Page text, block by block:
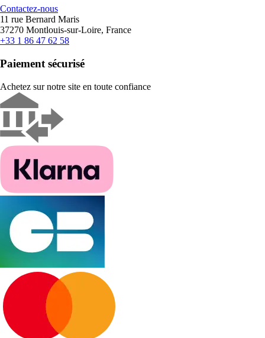
Contactez-nous
11 rue Bernard Maris
37270 Montlouis-sur-Loire, France
+33 1 86 47 62 58
Paiement sécurisé
Achetez sur notre site en toute confiance